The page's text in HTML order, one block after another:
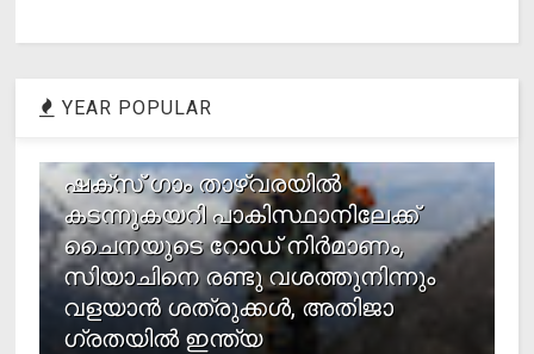
YEAR POPULAR
ഷക്സ് ​ഗാം താഴ്‌വരയിൽ
കടന്നുകയറി പാകിസ്ഥാനിലേക്ക്
ചൈനയുടെ റോഡ് നിർമാണം,
സിയാചിനെ രണ്ടു വശത്തുനിന്നും
വളയാൻ ശത്രുക്കൾ, അതിജാ​
ഗ്രതയിൽ ഇന്ത്യ